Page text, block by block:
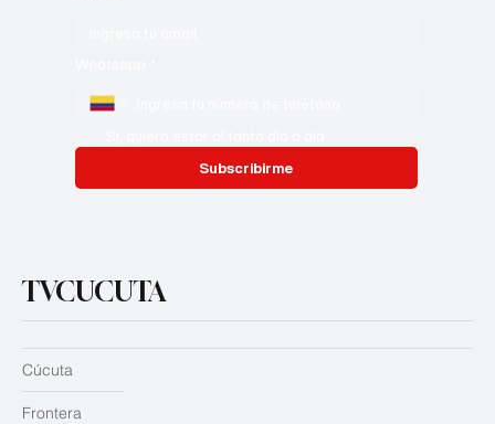
Subscribirme
TVCUCUTA
Cúcuta
Frontera